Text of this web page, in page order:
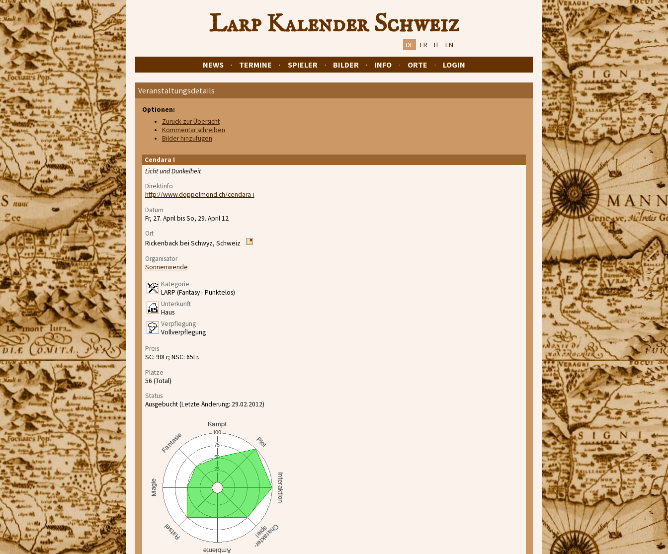
Larp Kalender Schweiz
DE FR IT EN
NEWS · TERMINE · SPIELER · BILDER · INFO · ORTE · LOGIN
Veranstaltungsdetails
Optionen:
Zurück zur Übersicht
Kommentar schreiben
Bilder hinzufügen
Cendara I
Licht und Dunkelheit
Direktinfo
http://www.doppelmond.ch/cendara-i
Datum
Fr, 27. April bis So, 29. April 12
Ort
Rickenback bei Schwyz, Schweiz
Organisator
Sonnenwende
Kategorie
LARP (Fantasy - Punktelos)
Unterkunft
Haus
Verpflegung
Vollverpflegung
Preis
SC: 90Fr; NSC: 65Fr.
Plätze
56 (Total)
Status
Ausgebucht (Letzte Änderung: 29.02.2012)